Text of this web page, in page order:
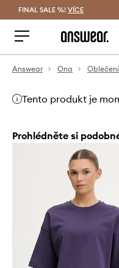
FINAL SALE %! VÍCE
Answear Ona Oblečení
Tento produkt je
Prohlédněte si